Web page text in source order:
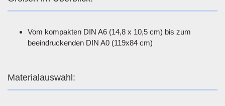
Vom kompakten DIN A6 (14,8 x 10,5 cm) bis zum
beeindruckenden DIN A0 (119x84 cm)
Materialauswahl: